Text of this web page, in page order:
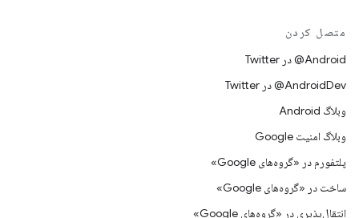
متصل کردن
Android@ در Twitter
AndroidDev@ در Twitter
وبلاگ Android
وبلاگ امنیت Google
پلتفورم در «گروه‌های Google»
ساخت در «گروه‌های Google»
انتقال‌پذیری در «گروه‌های Google»